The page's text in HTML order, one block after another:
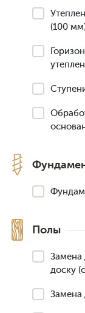
(100
Полы
Замена
доску
Замена